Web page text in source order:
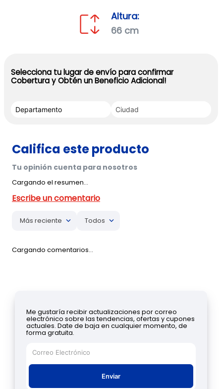
Altura:
66 cm
Selecciona tu lugar de envío para confirmar
Cobertura y Obtén un Beneficio Adicional!
Cargando el resumen…
Más reciente Todos
Cargando comentarios…
Me gustaría recibir actualizaciones por correo
electrónico sobre las tendencias, ofertas y cupones
actuales. Date de baja en cualquier momento, de
forma gratuita.
Enviar